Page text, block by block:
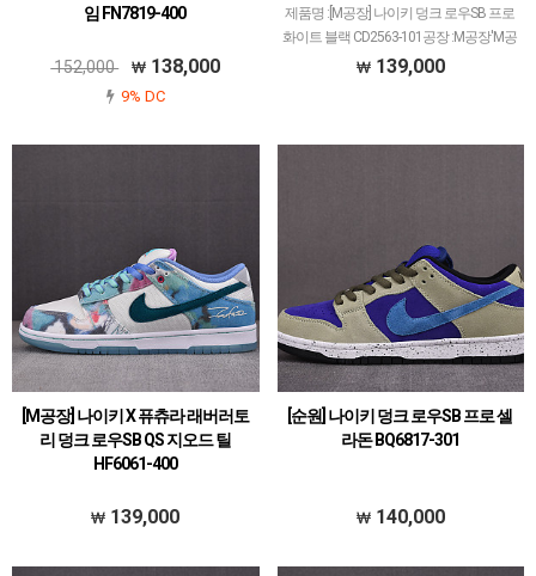
임 FN7819-400
152,000 138,000
9% DC
제품명 :[M공장] 나이키 덩크 로우SB 프로
화이트 블랙 CD2563-101공장 :M공장'M공
장'은 나이키 덩크 로우 35주년 기념으로
139,000
[M공장] 나이키 X 퓨츄라 래버러토
리 덩크 로우SB QS 지오드 틸
HF6061-400
139,000
[순원] 나이키 덩크 로우SB 프로 셀
라돈 BQ6817-301
140,000